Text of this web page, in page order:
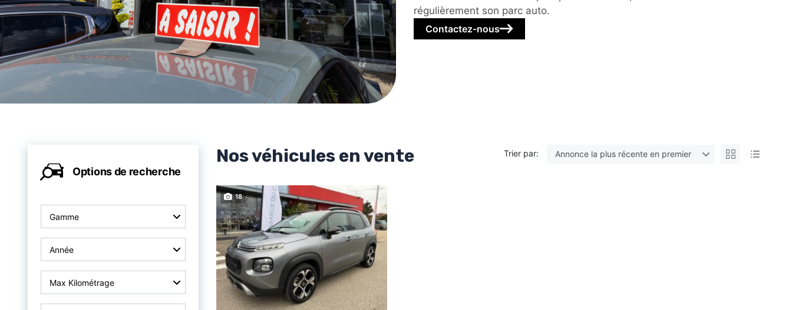
régulièrement son parc auto.
Contactez-nous
Options de recherche
Gamme
Année
Max Kilométrage
Nos véhicules en vente Trier par: Annonce la plus récente en premier
18